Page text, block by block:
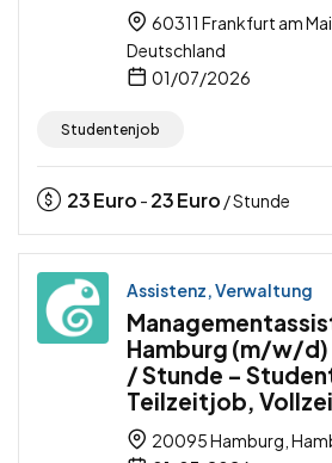
60311 Frankfurt am
Deutschland
01/07/2026
Studentenjob
23Euro - 23Euro / Stunde
Assistenz, Verwaltung
Hamburg (m/w/
/ Stunde –
Teilzeitjob,
20095 Hamburg,